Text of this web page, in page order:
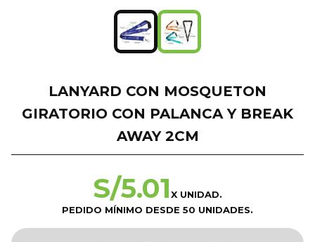
LANYARD CON MOSQUETON
GIRATORIO CON PALANCA Y BREAK
AWAY 2CM
S/5.01X UNIDAD.
PEDIDO MÍNIMO DESDE 50 UNIDADES.